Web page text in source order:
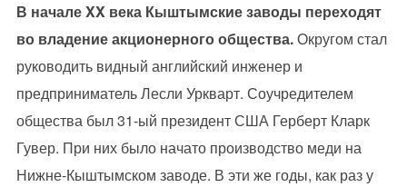
В начале XX века Кыштымские заводы переходят
во владение акционерного общества.Округом стал
руководить видный английский инженер и
предприниматель Лесли Уркварт. Соучредителем
общества был 31-ый президент США Герберт Кларк
Гувер. При них было начато производство меди на
Нижне-Кыштымском заводе. В эти же годы, как раз у